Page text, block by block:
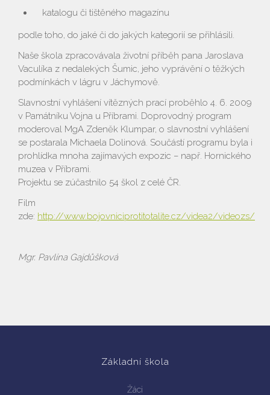
Vyhledávání na webu
katalogu či tištěného magazínu
podle toho, do jaké či do jakých kategorií se přihlásili.
Naše škola zpracovávala životní příběh pana Jaroslava
Vaculíka z nedalekých Šumic, jeho vyprávění o těžkých
podmínkách v lágru v Jáchymově.
Slavnostní vyhlášení vítězných prací proběhlo 4. 6. 2009
v Památníku Vojna u Příbrami. Doprovodný program
moderoval MgA Zdeněk Klumpar, o slavnostní vyhlášení
se postarala Michaela Dolinová. Součástí programu byla i
prohlídka mnoha zajímavých expozic – např. Hornického
muzea v Příbrami.
Projektu se zúčastnilo 54 škol z celé ČR.
Film
zde: http://www.bojovniciprotitotalite.cz/videa2/videozs/
Mgr. Pavlína Gajdůšková
Základní škola
Žáci